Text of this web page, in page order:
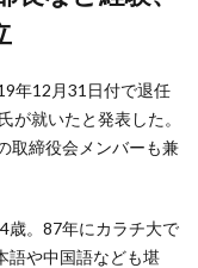
年12月31日付で退任
が就いたと発表した。
取締役会メンバーも兼
歳。87年にカラチ大で
語や中国語なども堪